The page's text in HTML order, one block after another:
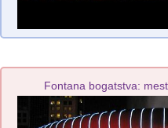
Fontana bogatstva: